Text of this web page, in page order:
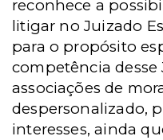
reconhece a
litigar no Juizado
para o propósito
competência desse
associações de
despersonalizado,
interesses, ainda